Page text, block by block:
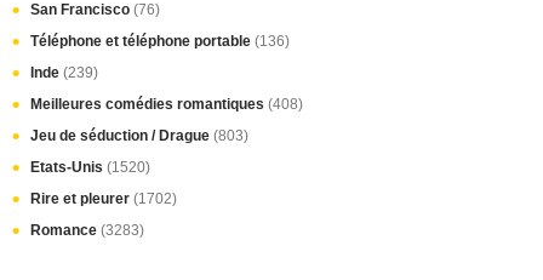
San Francisco (76)
Téléphone et téléphone portable (136)
Inde (239)
Meilleures comédies romantiques (408)
Jeu de séduction / Drague (803)
Etats-Unis (1520)
Rire et pleurer (1702)
Romance (3283)